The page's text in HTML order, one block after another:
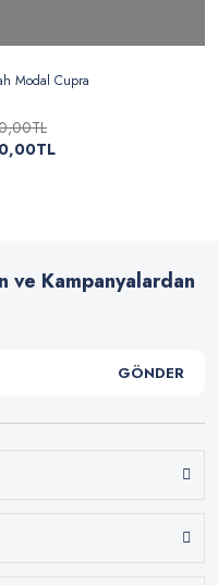
Modal Cupra
ve Kampanyalardan
GÖNDER